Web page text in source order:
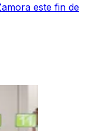
este fin de